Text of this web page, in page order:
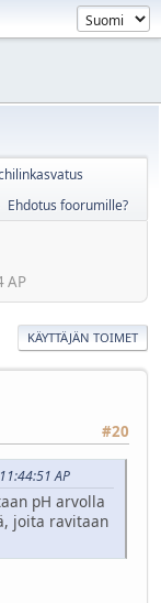
Ehdotus foorumille?
AP
KÄYTTÄJÄN TOIMET
#20
AP
pH arvolla
joita ravitaan